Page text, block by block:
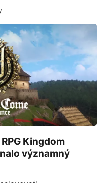
Kingdom
významný